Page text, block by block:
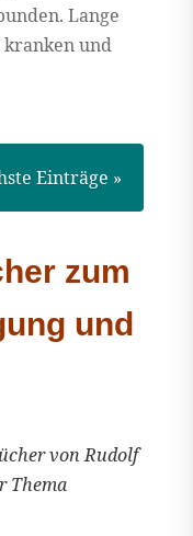
Lange
kranken und
Einträge »
zum
und
von Rudolf
Thema